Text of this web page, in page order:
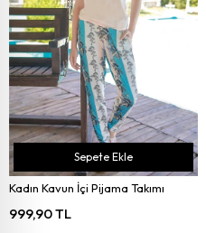
Kadın Kavun İçi Pijama Takımı
999,90 TL
Sepete Ekle